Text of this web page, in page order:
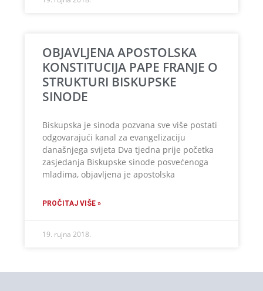
OBJAVLJENA APOSTOLSKA
KONSTITUCIJA PAPE FRANJE O
STRUKTURI BISKUPSKE
SINODE
Biskupska je sinoda pozvana sve više postati
odgovarajući kanal za evangelizaciju
današnjega svijeta Dva tjedna prije početka
zasjedanja Biskupske sinode posvećenoga
mladima, objavljena je apostolska
PROČITAJ VIŠE »
19. rujna 2018.